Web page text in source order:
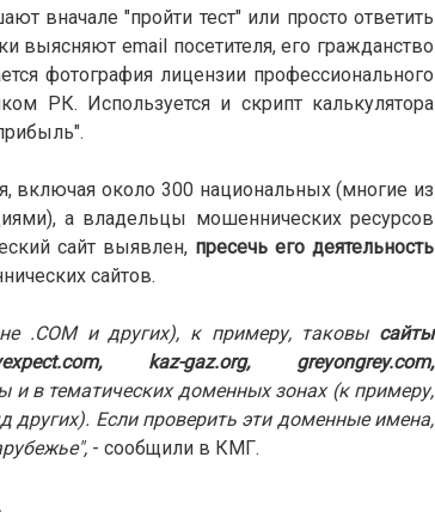
вначале "пройти тест" или просто ответить
выясняют email посетителя, его гражданство
фотография лицензии профессионального
РК. Используется и скрипт калькулятора
включая около 300 национальных (многие из
а владельцы мошеннических ресурсов
сайт выявлен, пресечь его деятельность
сайтов.
.COM и других), к примеру, таковы сайты
kaz-gaz.org, greyongrey.com,
и в тематических доменных зонах (к примеру,
других). Если проверить эти доменные имена,
- сообщили в КМГ.